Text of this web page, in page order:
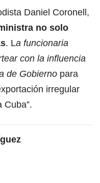
Daniel Coronell,
no solo
. La funcionaria
con la influencia
de Gobierno para
irregular
Cuba”.